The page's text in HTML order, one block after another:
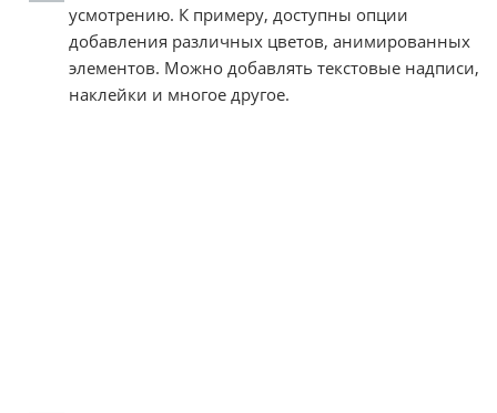
усмотрению. К примеру, доступны опции
добавления различных цветов, анимированных
элементов. Можно добавлять текстовые надписи,
наклейки и многое другое.